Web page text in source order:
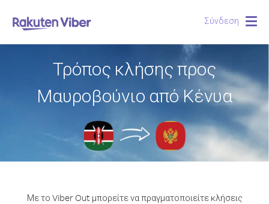
Σύνδεση
Τρόπος κλήσης προς
Μαυροβούνιο από Κένυα
Με το Viber Out μπορείτε να πραγματοποιείτε κλήσεις